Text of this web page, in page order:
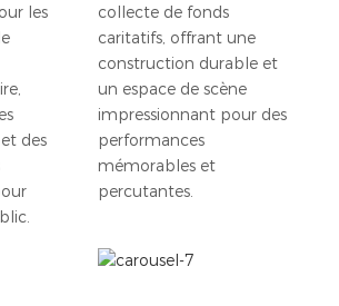
les
des
collecte de fonds
caritatifs, offrant une
construction durable et
un espace de scène
impressionnant pour des
performances
mémorables et
percutantes.